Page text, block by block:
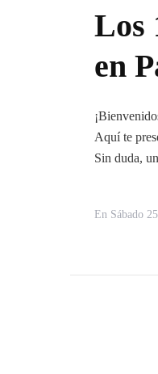
Los
en
Aquí te
Sin duda,
En Sábado